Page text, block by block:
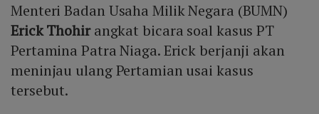
Menteri Badan Usaha Milik Negara (BUMN)
Erick Thohirangkat bicara soal kasus PT
Pertamina Patra Niaga. Erick berjanji akan
meninjau ulang Pertamian usai kasus
tersebut.